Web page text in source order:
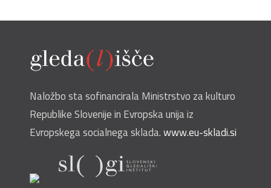
Naložbo sta sofinancirala Ministrstvo za kulturo
Republike Slovenije in Evropska unija iz
Evropskega socialnega sklada.www.eu-skladi.si